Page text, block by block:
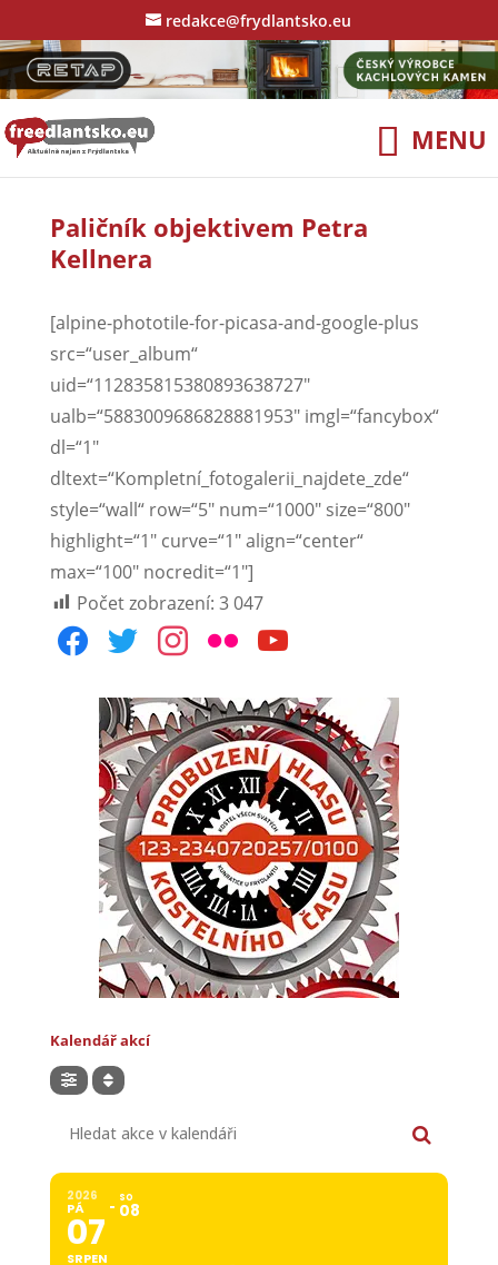
redakce@frydlantsko.eu
Paličník objektivem Petra
Kellnera
[alpine-phototile-for-picasa-and-google-plus
src=“user_album“
uid=“112835815380893638727″
ualb=“5883009686828881953″ imgl=“fancybox“
dl=“1″
dltext=“Kompletní_fotogalerii_najdete_zde“
style=“wall“ row=“5″ num=“1000″ size=“800″
highlight=“1″ curve=“1″ align=“center“
max=“100″ nocredit=“1″]
Počet zobrazení: 3 047
facebooktwitterinstagram
flickr youtube
Kalendář akcí
2026
PÁ
07
SRPEN
SO
08